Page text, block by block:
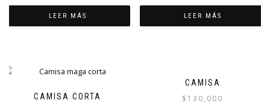
LEER MÁS LEER MÁS
CAMISA CORTA
CAMISA
$ 130,000